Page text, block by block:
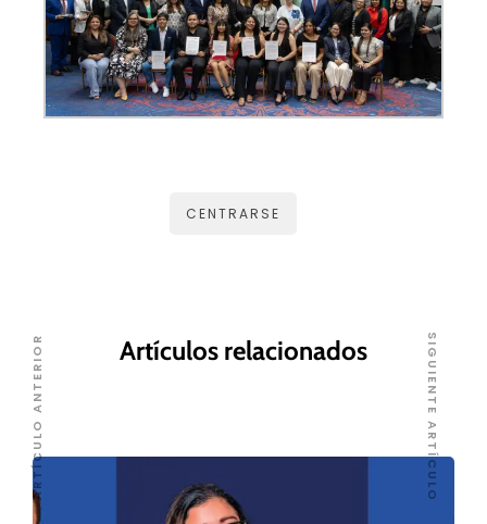
CENTRARSE
Artículos relacionados
ARTÍCULO ANTERIOR SIGUIENTE ARTÍCULO